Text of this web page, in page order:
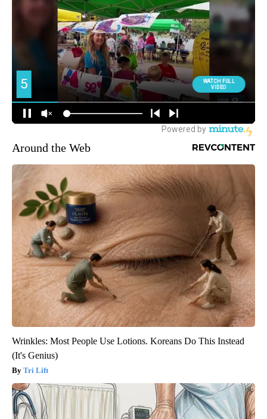
Around the Web
Wrinkles: Most People Use Lotions. Koreans Do This Instead
(It's Genius)
Tri Lift